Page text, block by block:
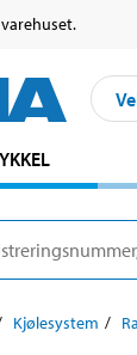
Kjølesystem